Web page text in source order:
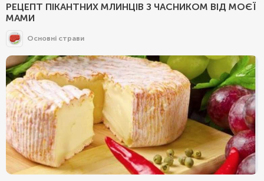
РЕЦЕПТ ПІКАНТНИХ МЛИНЦІВ З ЧАСНИКОМ ВІД МОЄЇ
МАМИ
Основні страви